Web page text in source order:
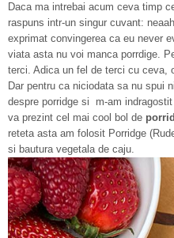
Daca ma intrebai acum ceva timp
raspuns intr-un singur cuvant:
exprimat convingerea ca eu never
viata asta nu voi manca porrdige.
terci. Adica un fel de terci cu ceva,
Dar pentru ca niciodata sa nu spui
despre porridge si m-am
va prezint cel mai cool bol de
reteta asta am folosit Porridge
si bautura vegetala de caju.